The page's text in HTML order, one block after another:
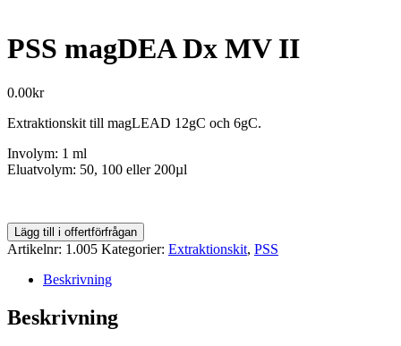
PSS magDEA Dx MV II
0.00kr
Extraktionskit till magLEAD 12gC och 6gC.
Involym: 1 ml
Eluatvolym: 50, 100 eller 200µl
PSS
magDEA
MV
mängd
Lägg till i offertförfrågan
Artikelnr: 1.005 Kategorier: Extraktionskit, PSS
Beskrivning
Beskrivning